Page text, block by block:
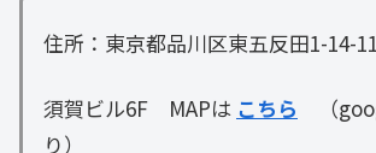
住所：東京都品川区東五反田1-14-11
須賀ビル6F MAPは こちら （
り）